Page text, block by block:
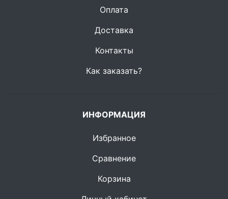
Оплата
Доставка
Контакты
Как заказать?
ИНФОРМАЦИЯ
Избранное
Сравнение
Корзина